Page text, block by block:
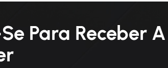
Para Receber A